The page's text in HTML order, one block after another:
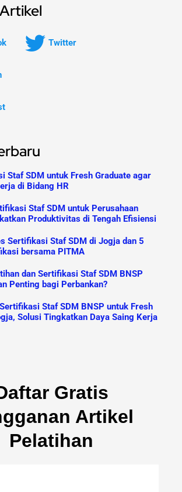
Twitter
Staf SDM untuk Fresh Graduate agar
di Bidang HR
Staf SDM untuk Perusahaan
Produktivitas di Tengah Efisiensi
Sertifikasi Staf SDM di Jogja dan 5
bersama PITMA
dan Sertifikasi Staf SDM BNSP
Penting bagi Perbankan?
Staf SDM BNSP untuk Fresh
Solusi Tingkatkan Daya Saing Kerja
Gratis
Artikel
Pelatihan